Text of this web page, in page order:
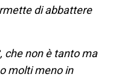
di abbattere
che non è tanto ma
molti meno in